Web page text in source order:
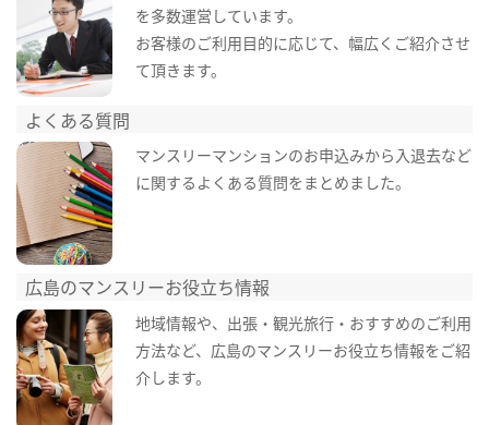
を多数運営しています。
お客様のご利用目的に応じて、幅広くご紹介させ
て頂きます。
よくある質問
マンスリーマンションのお申込みから入退去など
に関するよくある質問をまとめました。
広島のマンスリーお役立ち情報
地域情報や、出張・観光旅行・おすすめのご利用
方法など、広島のマンスリーお役立ち情報をご紹
介します。